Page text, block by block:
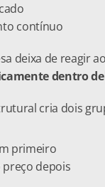
contínuo
deixa de reagir
dentro
cria dois
primeiro
preço depois